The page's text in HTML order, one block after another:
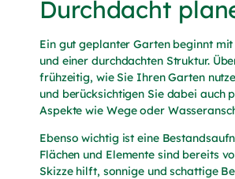
Durchdacht
Ein gut geplanter Garten beginnt
und einer durchdachten Struktur.
frühzeitig, wie Sie Ihren Garten
und berücksichtigen Sie dabei auch
Aspekte wie Wege oder
Ebenso wichtig ist eine
Flächen und Elemente sind bereits
Skizze hilft, sonnige und schattige